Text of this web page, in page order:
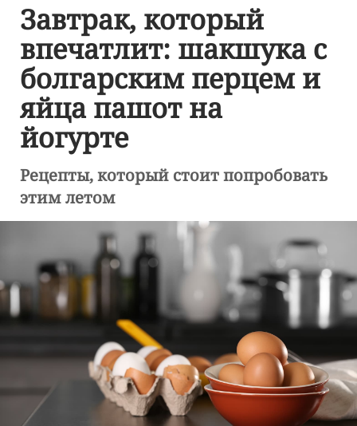
Завтрак, который
впечатлит: шакшука с
болгарским перцем и
яйца пашот на
йогурте
Рецепты, который стоит попробовать
этим летом